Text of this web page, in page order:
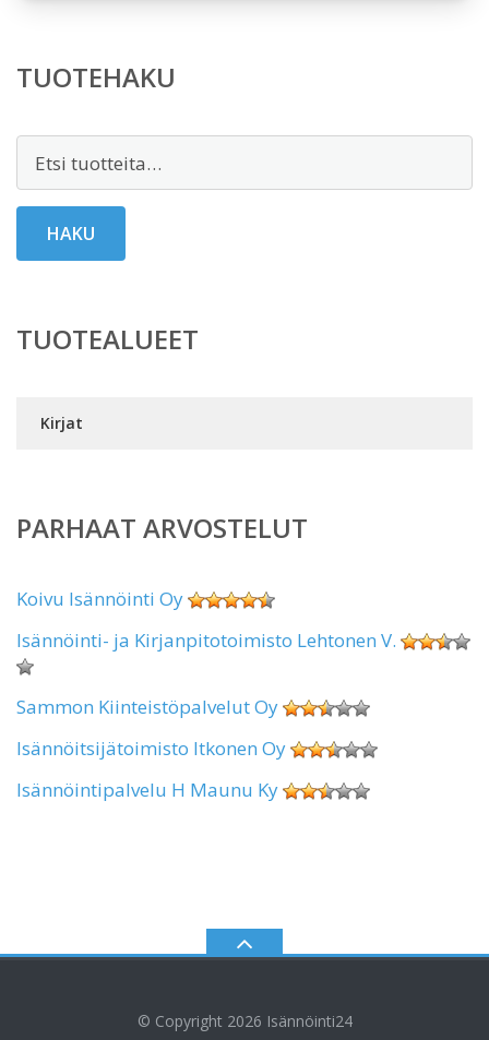
TUOTEHAKU
HAKU
TUOTEALUEET
Kirjat
PARHAAT ARVOSTELUT
Koivu Isännöinti Oy
Isännöinti- ja Kirjanpitotoimisto Lehtonen V.
Sammon Kiinteistöpalvelut Oy
Isännöitsijätoimisto Itkonen Oy
Isännöintipalvelu H Maunu Ky
© Copyright 2026 Isännöinti24